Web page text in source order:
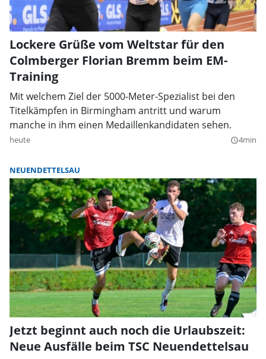
Lockere Grüße vom Weltstar für den
Colmberger Florian Bremm beim EM-
Training
Mit welchem Ziel der 5000-Meter-Spezialist bei den
Titelkämpfen in Birmingham antritt und warum
manche in ihm einen Medaillenkandidaten sehen.
heute query_builder4min
NEUENDETTELSAU
Jetzt beginnt auch noch die Urlaubszeit:
Neue Ausfälle beim TSC Neuendettelsau